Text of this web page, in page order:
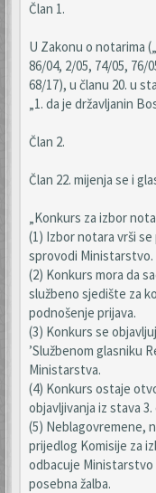
Član 1.
U Zakonu o notarima
86/04, 2/05, 74/05, 76/
68/17), u članu 20. u
„1. da je državljanin
Član 2.
Član 22. mijenja se i
„Konkurs za izbor
(1) Izbor notara vrši
sprovodi Ministarstvo.
(2) Konkurs mora da
službeno sjedište za
podnošenje prijava.
(3) Konkurs se
’Službenom glasniku
Ministarstva.
(4) Konkurs ostaje
objavljivanja iz stava 3.
(5) Neblagovremene,
prijedlog Komisije za
odbacuje
posebna žalba.